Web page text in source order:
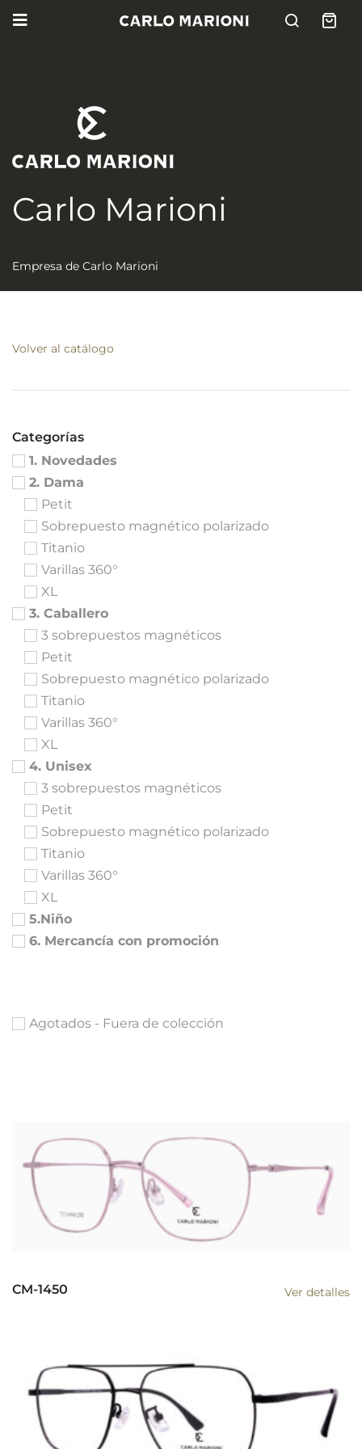
Carlo Marioni
Empresa de Carlo Marioni
Volver al catálogo
Categorías
1. Novedades
2. Dama
Petit
Sobrepuesto magnético polarizado
Titanio
Varillas 360°
XL
3. Caballero
3 sobrepuestos magnéticos
Petit
Sobrepuesto magnético polarizado
Titanio
Varillas 360°
XL
4. Unisex
3 sobrepuestos magnéticos
Petit
Sobrepuesto magnético polarizado
Titanio
Varillas 360°
XL
5.Niño
6. Mercancía con promoción
Agotados - Fuera de colección
CM-1450 Ver detalles